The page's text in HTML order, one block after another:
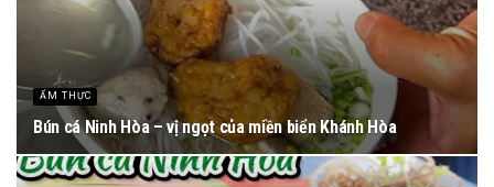
ẨM THỰC
Bún cá Ninh Hòa – vị ngọt của miền biển Khánh Hòa
07/05/2026